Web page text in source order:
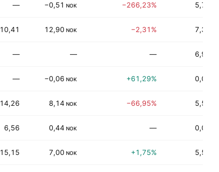
— −0,51 NOK −266,23% 5,75%
10,41 12,90 NOK −2,31% 7,36%
— — — 6,92%
— −0,06 NOK +61,29% 0,00%
14,26 8,14 NOK −66,95% 5,54%
6,56 0,44 NOK — 0,00%
15,15 7,00 NOK +1,75% 5,53%